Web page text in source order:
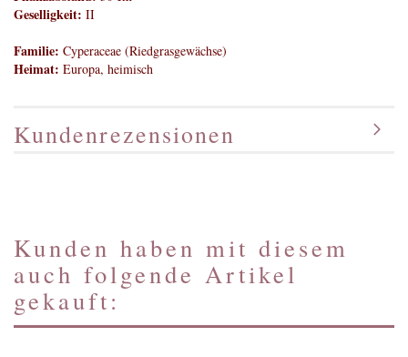
Geselligkeit: II
Familie: Cyperaceae (Riedgrasgewächse)
Heimat: Europa, heimisch
Kundenrezensionen
Kunden haben mit diesem
auch folgende Artikel
gekauft: